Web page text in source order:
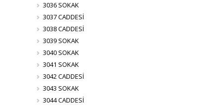
3036 SOKAK
3037 CADDESİ
3038 CADDESİ
3039 SOKAK
3040 SOKAK
3041 SOKAK
3042 CADDESİ
3043 SOKAK
3044 CADDESİ